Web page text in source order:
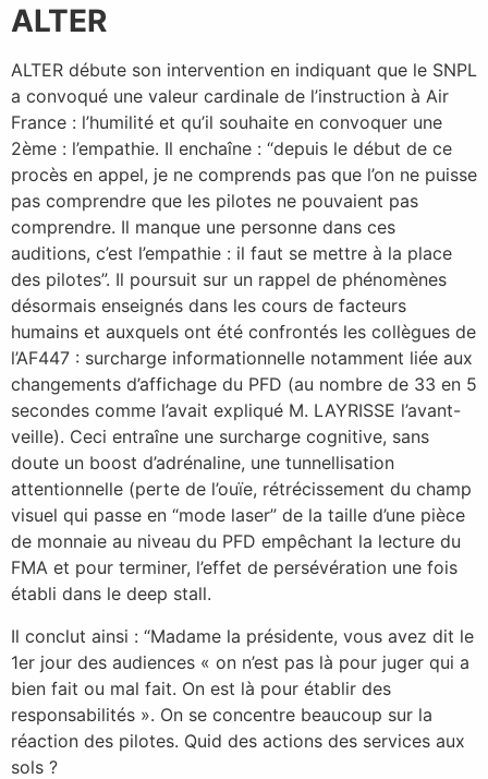
ALTER
ALTER débute son intervention en indiquant que le SNPL
a convoqué une valeur cardinale de l’instruction à Air
France : l’humilité et qu’il souhaite en convoquer une
2ème : l’empathie. Il enchaîne : “depuis le début de ce
procès en appel, je ne comprends pas que l’on ne puisse
pas comprendre que les pilotes ne pouvaient pas
comprendre. Il manque une personne dans ces
auditions, c’est l’empathie : il faut se mettre à la place
des pilotes”. Il poursuit sur un rappel de phénomènes
désormais enseignés dans les cours de facteurs
humains et auxquels ont été confrontés les collègues de
l’AF447 : surcharge informationnelle notamment liée aux
changements d’affichage du PFD (au nombre de 33 en 5
secondes comme l’avait expliqué M. LAYRISSE l’avant-
veille). Ceci entraîne une surcharge cognitive, sans
doute un boost d’adrénaline, une tunnellisation
attentionnelle (perte de l’ouïe, rétrécissement du champ
visuel qui passe en “mode laser” de la taille d’une pièce
de monnaie au niveau du PFD empêchant la lecture du
FMA et pour terminer, l’effet de persévération une fois
établi dans le deep stall.
Il conclut ainsi : “Madame la présidente, vous avez dit le
1er jour des audiences « on n’est pas là pour juger qui a
bien fait ou mal fait. On est là pour établir des
responsabilités ». On se concentre beaucoup sur la
réaction des pilotes. Quid des actions des services aux
sols ?